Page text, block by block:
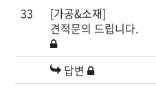
33
[가공&소재]
견적문의 드립니다.
답변